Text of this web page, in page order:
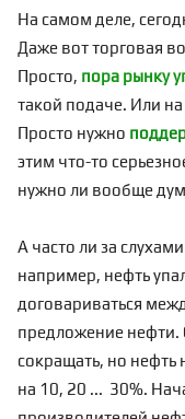
На самом деле,
Даже вот торговая
Просто, пора рынку
такой подаче. Или
Просто нужно
этим что-то
нужно ли вообще
А часто ли за
например, нефть
договариваться
предложение нефти.
сокращать, но нефть
на 10, 20 ... 30%.